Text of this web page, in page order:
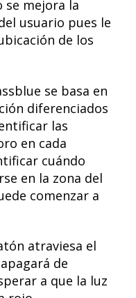
se mejora la
usuario pues le
de los
se basa en
diferenciados
las
en cada
cuándo
en la zona del
comenzar a
atraviesa el
de
a que la luz